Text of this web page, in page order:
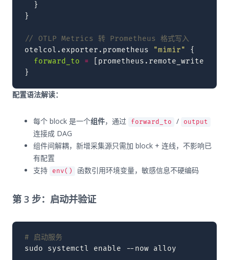
}
}
// OTLP Metrics 转 Prometheus 格式写入
otelcol.exporter.prometheus
"mimir"
{
forward_to
=
}
配置语法解读：
每个 block 是一个组件，通过 forward_to / output
连接成 DAG
组件间解耦，新增采集源只需加 block + 连线，不影响已
有配置
支持
env() 函数引用环境变量，敏感信息不硬编码
第 3 步：启动并验证
# 启动服务
sudo
systemctl enable --now alloy